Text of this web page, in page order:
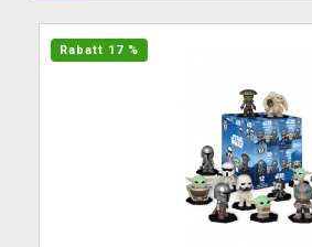
Rabatt 17 %